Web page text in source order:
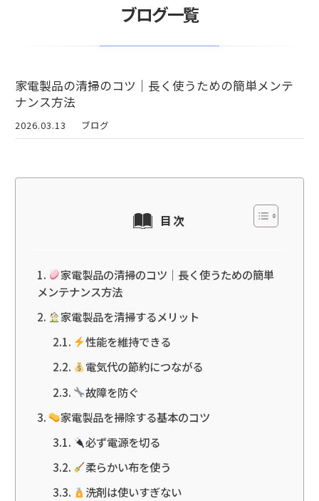
ブログ一覧
家電製品の清掃のコツ｜長く使うための簡単メンテ
ナンス方法
2026.03.13 ブログ
目次
家電製品の清掃のコツ｜長く使うための簡単
メンテナンス方法
家電製品を清掃するメリット
性能を維持できる
電気代の節約につながる
故障を防ぐ
家電製品を掃除する基本のコツ
必ず電源を切る
柔らかい布を使う
洗剤は使いすぎない